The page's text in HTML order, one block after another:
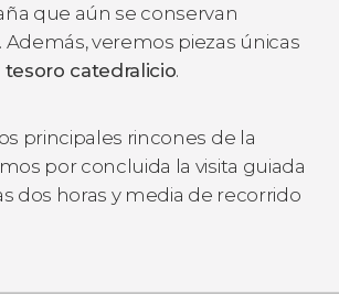
que aún se conservan
veremos piezas únicas
tesoro catedralicio.
principales rincones de la
por concluida la visita guiada
dos horas y media de recorrido